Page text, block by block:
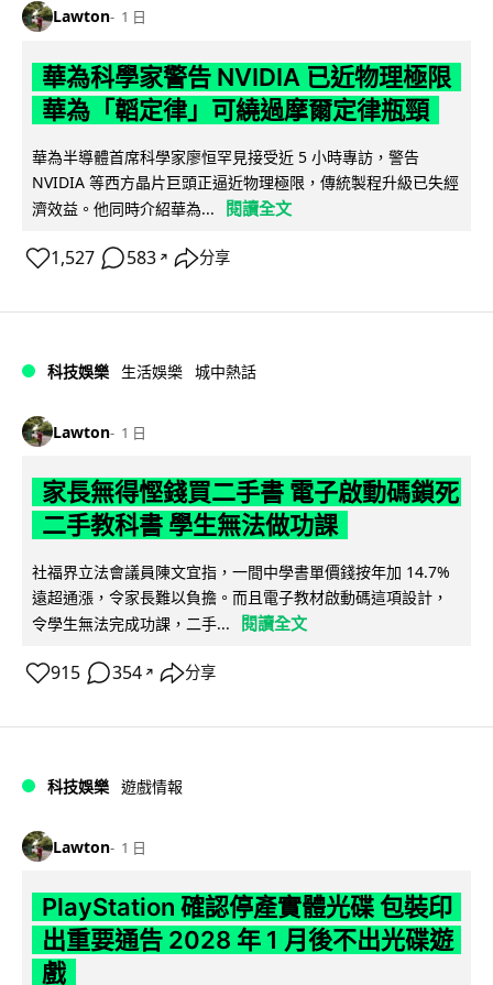
Lawton 1 日
華為科學家警告 NVIDIA 已近物理極限
華為「韜定律」可繞過摩爾定律瓶頸
華為半導體首席科學家廖恒罕見接受近 5 小時專訪，警告
NVIDIA 等西方晶片巨頭正逼近物理極限，傳統製程升級已失經
濟效益。他同時介紹華為...
閱讀全文
1,527 583 ↗ 分享
科技娛樂 生活娛樂 城中熱話
Lawton 1 日
家長無得慳錢買二手書 電子啟動碼鎖死
二手教科書 學生無法做功課
社福界立法會議員陳文宜指，一間中學書單價錢按年加 14.7%
遠超通漲，令家長難以負擔。而且電子教材啟動碼這項設計，
令學生無法完成功課，二手...
閱讀全文
915 354 ↗ 分享
科技娛樂 遊戲情報
Lawton 1 日
PlayStation 確認停產實體光碟 包裝印
出重要通告 2028 年 1 月後不出光碟遊
戲